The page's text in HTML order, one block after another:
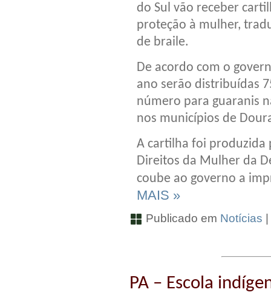
do Sul vão receber
proteção à mulher,
de braile.
De acordo com o
ano serão distribuídas
número para guaranis
nos municípios de
A cartilha foi produzida
Direitos da Mulher da
coube ao governo a
MAIS »
Publicado em Notícias
PA – Escola